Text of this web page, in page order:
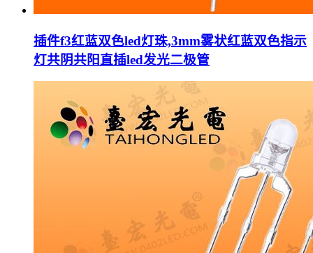
插件f3红蓝双色led灯珠,3mm雾状红蓝双色指示
灯共阴共阳直插led发光二极管